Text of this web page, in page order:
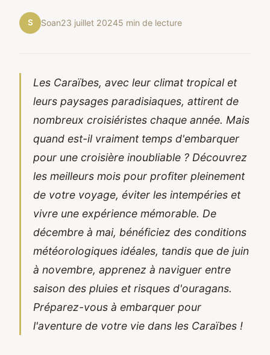
S Soan23 juillet 20245 min de lecture
Les Caraïbes, avec leur climat tropical et
leurs paysages paradisiaques, attirent de
nombreux croisiéristes chaque année. Mais
quand est-il vraiment temps d'embarquer
pour une croisière inoubliable ? Découvrez
les meilleurs mois pour profiter pleinement
de votre voyage, éviter les intempéries et
vivre une expérience mémorable. De
décembre à mai, bénéficiez des conditions
météorologiques idéales, tandis que de juin
à novembre, apprenez à naviguer entre
saison des pluies et risques d'ouragans.
Préparez-vous à embarquer pour
l'aventure de votre vie dans les Caraïbes !